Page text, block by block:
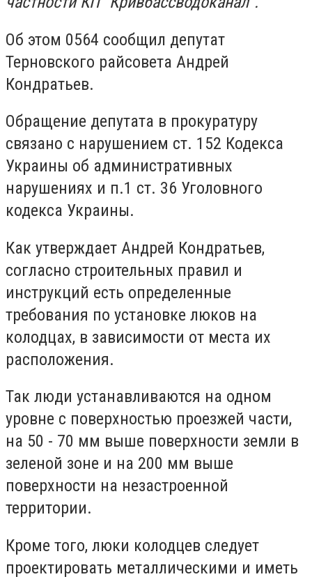
Об этом 0564 сообщил депутат
Терновского райсовета Андрей
Кондратьев.
Обращение депутата в прокуратуру
связано с нарушением ст. 152 Кодекса
Украины об административных
нарушениях и п.1 ст. 36 Уголовного
кодекса Украины.
Как утверждает Андрей Кондратьев,
согласно строительных правил и
инструкций есть определенные
требования по установке люков на
колодцах, в зависимости от места их
расположения.
Так люди устанавливаются на одном
уровне с поверхностью проезжей части,
на 50 - 70 мм выше поверхности земли в
зеленой зоне и на 200 мм выше
поверхности на незастроенной
территории.
Кроме того, люки колодцев следует
проектировать металлическими и иметь